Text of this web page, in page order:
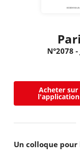
N°2078 -
Acheter sur
l'application
Un colloque